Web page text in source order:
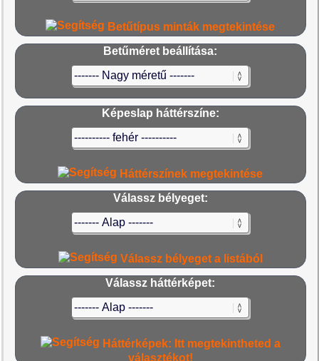
Betűtípus minták megtekintése
Betűméret beállítása:
Képeslap háttérszíne:
Háttérszínek megtekintése
Válassz bélyeget:
Válassz bélyeget a listából
Válassz háttérképet:
Háttérképek: Itt megtekintheted a
választékot!